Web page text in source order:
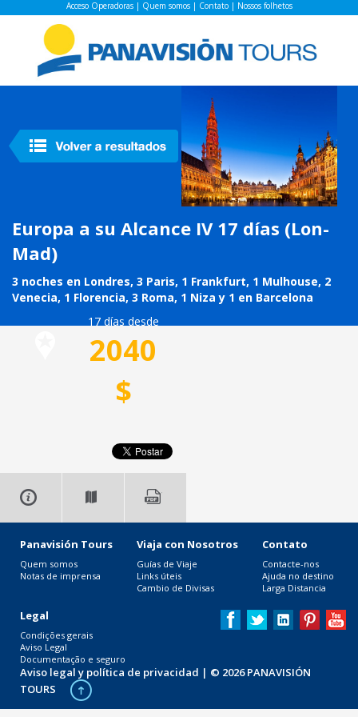
Acceso Operadoras| Quem somos| Contato| Nossos folhetos
Europa a su Alcance IV 17 días (Lon-
Mad)
3 noches en Londres, 3 Paris, 1 Frankfurt, 1 Mulhouse, 2
Venecia, 1 Florencia, 3 Roma, 1 Niza y 1 en Barcelona
17 días desde
2040
$
Panavisión Tours
Quem somos
Notas de imprensa
Viaja con Nosotros
Guías de Viaje
Links úteis
Cambio de Divisas
Contato
Contacte-nos
Ajuda no destino
Larga Distancia
Legal
Condições gerais
Aviso Legal
Documentação e seguro
Aviso legal y política de privacidad | © 2026 PANAVISIÓN
TOURS